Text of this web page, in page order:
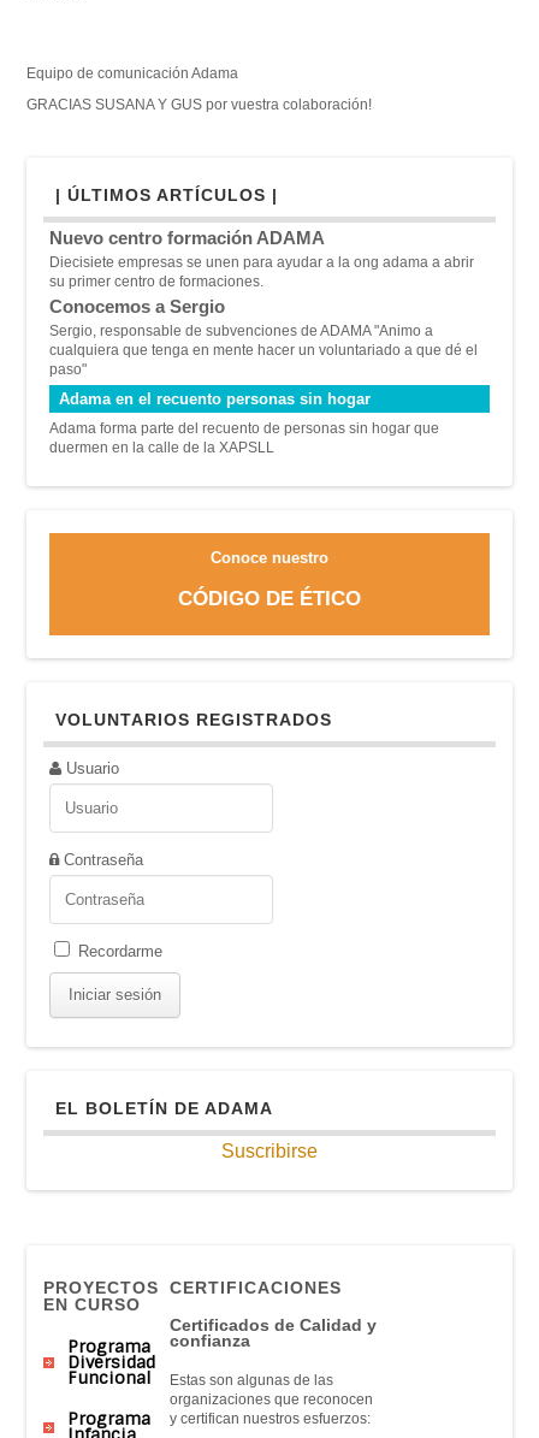
Equipo de comunicación Adama
GRACIAS SUSANA Y GUS por vuestra colaboración!
| ÚLTIMOS ARTÍCULOS |
Nuevo centro formación ADAMA
Diecisiete empresas se unen para ayudar a la ong adama a abrir
su primer centro de formaciones.
Conocemos a Sergio
Sergio, responsable de subvenciones de ADAMA "Animo a
cualquiera que tenga en mente hacer un voluntariado a que dé el
paso"
Adama en el recuento personas sin hogar
Adama forma parte del recuento de personas sin hogar que
duermen en la calle de la XAPSLL
Conoce nuestro
CÓDIGO DE ÉTICO
VOLUNTARIOS REGISTRADOS
Usuario
Contraseña
Recordarme
EL BOLETÍN DE ADAMA
Suscribirse
PROYECTOS
EN CURSO
Programa
Diversidad
Funcional
Programa
CERTIFICACIONES
Certificados de Calidad y
confianza
Estas son algunas de las
organizaciones que reconocen
y certifican nuestros esfuerzos: